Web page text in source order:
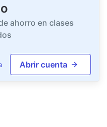
ahorro en clases
Abrir cuenta